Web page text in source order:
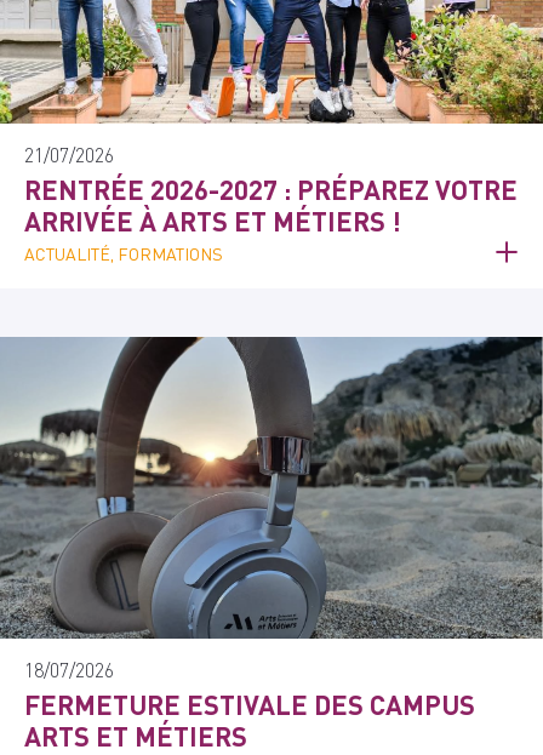
21/07/2026
RENTRÉE 2026-2027 : PRÉPAREZ VOTRE
ARRIVÉE À ARTS ET MÉTIERS !
ACTUALITÉ, FORMATIONS
18/07/2026
FERMETURE ESTIVALE DES CAMPUS
ARTS ET MÉTIERS